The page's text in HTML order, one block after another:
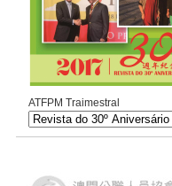
ATFPM Traimestral